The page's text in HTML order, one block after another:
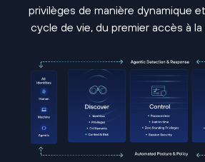
privilèges de manière dynamique
cycle de vie, du premier accès à la